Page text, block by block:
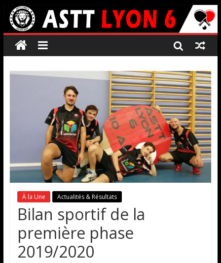
À la Une Actualités & Résultats
Bilan sportif de la
première phase
2019/2020